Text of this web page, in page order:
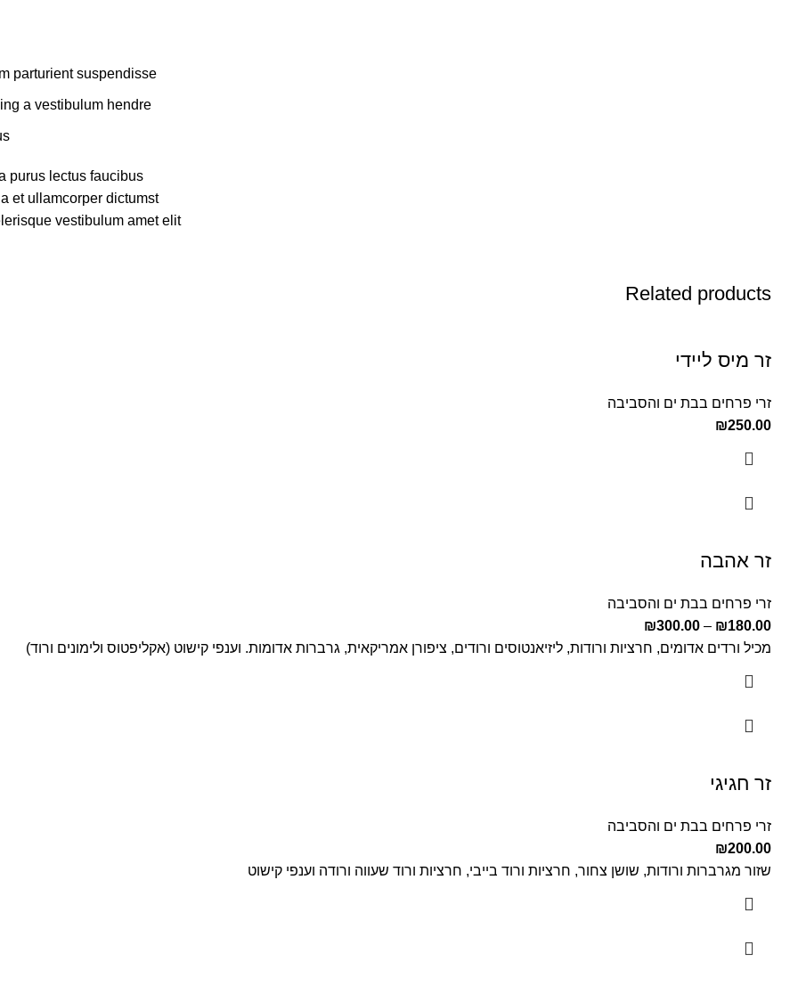
parturient suspendisse.
a vestibulum hendre.
purus lectus faucibus
et ullamcorper dictumst
vestibulum amet elit
Related products
זר מיס ליידי
זרי פרחים בבת ים והסביבה
₪250.00
זר אהבה
זרי פרחים בבת ים והסביבה
₪180.00
–
₪300.00
מכיל ורדים אדומים, חרציות ורודות, ליזיאנטוסים ורודים, ציפורן אמריקאית, גרברות אדומות. וענפי קישוט (אקליפטוס ולימונים ורוד)
זר חגיגי
זרי פרחים בבת ים והסביבה
₪200.00
שזור מגרברות ורודות, שושן צחור, חרציות ורוד בייבי, חרציות ורוד שעווה ורודה וענפי קישוט